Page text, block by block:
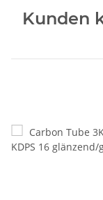
Kunden